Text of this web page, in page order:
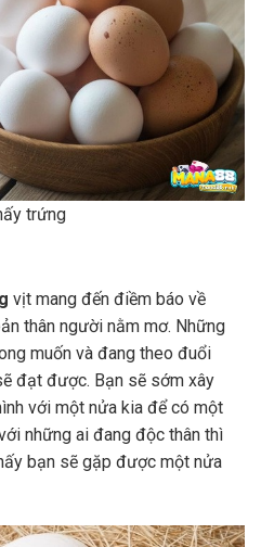
trứng
vịt mang đến điềm báo về
thân người nằm mơ. Những
muốn và đang theo đuổi
đạt được. Bạn sẽ sớm xây
với một nửa kia để có một
những ai đang độc thân thì
bạn sẽ gặp được một nửa